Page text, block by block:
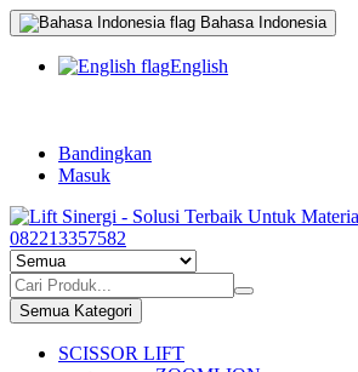
Bahasa Indonesia
English
Bandingkan
Masuk
082213357582
Semua Kategori
SCISSOR LIFT